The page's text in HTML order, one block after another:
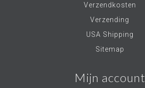
Verzendkosten
Verzending
USA Shipping
Sitemap
Mijn account